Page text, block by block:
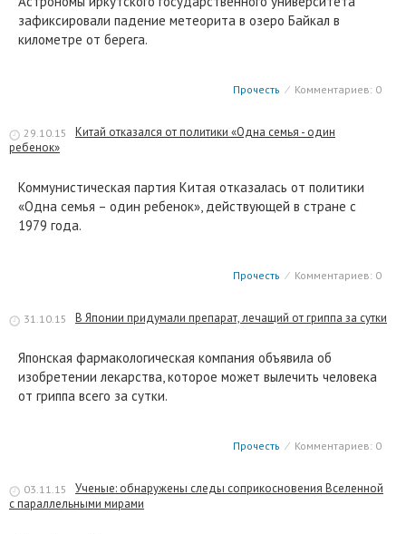
зафиксировали падение метеорита в озеро Байкал в
километре от берега.
Прочесть ⁄ Комментариев: 0
29.10.15
Китай отказался от политики «Одна семья - один
ребенок»
Коммунистическая партия Китая отказалась от политики
«Одна семья – один ребенок», действующей в стране с
1979 года.
Прочесть ⁄ Комментариев: 0
31.10.15 В Японии придумали препарат, лечащий от гриппа за сутки
Японская фармакологическая компания объявила об
изобретении лекарства, которое может вылечить человека
от гриппа всего за сутки.
Прочесть ⁄ Комментариев: 0
03.11.15
Ученые: обнаружены следы соприкосновения Вселенной
с параллельными мирами